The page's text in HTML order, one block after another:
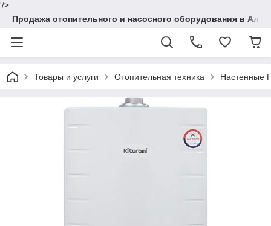
'/>
Продажа отопительного и насосного оборудования в
Товары и услуги Отопительная техника Настенные